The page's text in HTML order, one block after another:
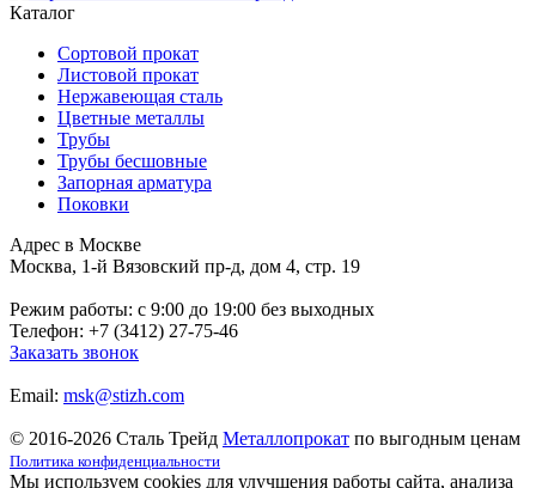
Каталог
Сортовой прокат
Листовой прокат
Нержавеющая сталь
Цветные металлы
Трубы
Трубы бесшовные
Запорная арматура
Поковки
Адрес в Москве
Москва, 1-й Вязовский пр-д, дом 4, стр. 19
Режим работы: c 9:00 до 19:00 без выходных
Телефон: +7 (3412) 27-75-46
Заказать звонок
Email: msk@stizh.com
© 2016-2026 Сталь Трейд Металлопрокат по выгодным ценам
Политика конфиденциальности
Мы используем cookies для улучшения работы сайта, анализа